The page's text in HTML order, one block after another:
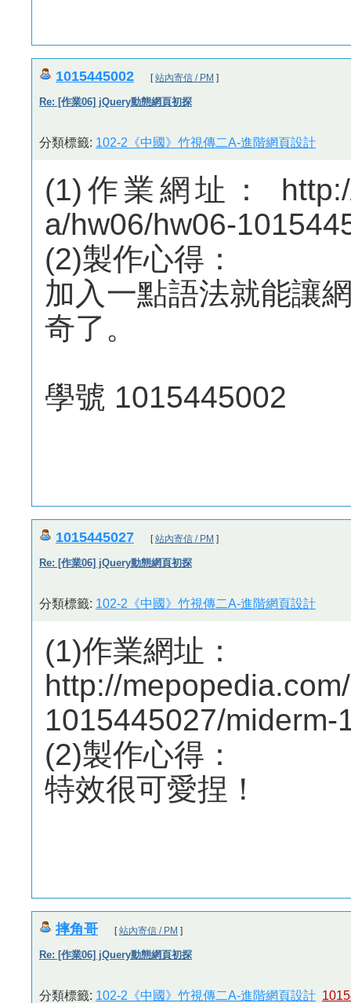
1015445002 [站內寄信 / PM ]
Re: [作業06] jQuery動態網頁初探
分類標籤: 102-2《中國》竹視傳二A-進階網頁設計
(1)作業網址：
a/hw06/hw06-
(2)製作心得：
加入一點語法就能讓
奇了。
學號 1015445002
1015445027 [站內寄信 / PM ]
Re: [作業06] jQuery動態網頁初探
分類標籤: 102-2《中國》竹視傳二A-進階網頁設計
(1)作業網址：
http://
1015445027/
(2)製作心得：
特效很可愛捏！
摔角哥 [站內寄信 / PM ]
Re: [作業06] jQuery動態網頁初探
分類標籤: 102-2《中國》竹視傳二A-進階網頁設計